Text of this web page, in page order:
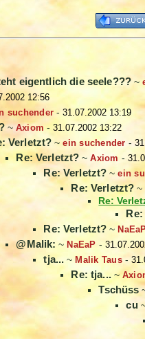
eigentlich die seele??? ~
12:56
suchender -31.07.2002 13:19
~Axiom -31.07.2002 13:22
Verletzt? ~ein suchender -
Re: Verletzt? ~Axiom -
Re: Verletzt? ~ein
Re: Verletzt? ~
Re:
Re: Verletzt? ~
@Malik: ~ NaEaP -
tja... ~ Malik Taus-
Re: tja...~
Tschüss
cu